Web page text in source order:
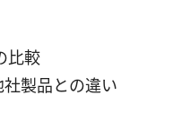
比較
製品との違い